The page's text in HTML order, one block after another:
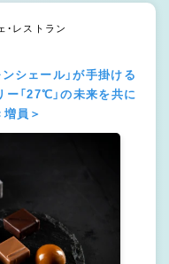
・レストラン
ンシェール」が手掛ける
「27℃」の未来を共に
員＞